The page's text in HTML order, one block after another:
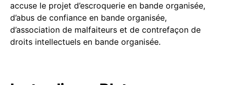
accuse le projet d’escroquerie en bande organisée,
d’abus de confiance en bande organisée,
d’association de malfaiteurs et de contrefaçon de
droits intellectuels en bande organisée.